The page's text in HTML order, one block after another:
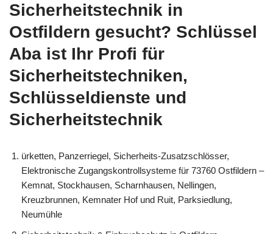
Sicherheitstechnik in
Ostfildern gesucht? Schlüssel
Aba ist Ihr Profi für
Sicherheitstechniken,
Schlüsseldienste und
Sicherheitstechnik
ürketten, Panzerriegel, Sicherheits-Zusatzschlösser,
Elektronische Zugangskontrollsysteme für 73760 Ostfildern –
Kemnat, Stockhausen, Scharnhausen, Nellingen,
Kreuzbrunnen, Kemnater Hof und Ruit, Parksiedlung,
Neumühle